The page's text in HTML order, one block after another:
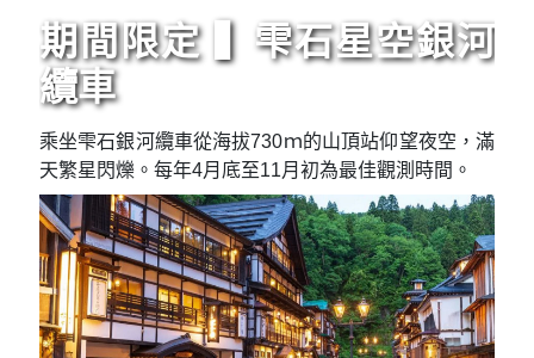
期間限定 ▍雫石星空銀河
纜車
乘坐雫石銀河纜車從海拔730ｍ的山頂站仰望夜空，滿
天繁星閃爍。每年4月底至11月初為最佳觀測時間。